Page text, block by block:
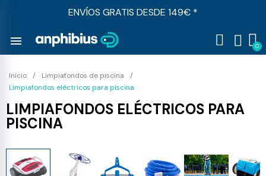
ENVÍOS GRATIS DESDE 149€ *
menu
Inicio
Limpiafondos de piscina
Limpiafondos eléctricos para piscina
LIMPIAFONDOS ELÉCTRICOS PARA
PISCINA